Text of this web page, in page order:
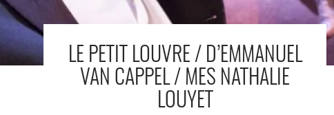
LE PETIT LOUVRE / D’EMMANUEL
VAN CAPPEL / MES NATHALIE
LOUYET